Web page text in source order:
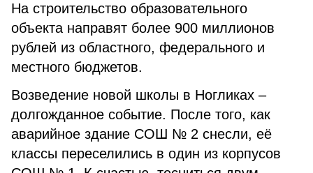
На строительство образовательного
объекта направят более 900 миллионов
рублей из областного, федерального и
местного бюджетов.
Возведение новой школы в Ногликах –
долгожданное событие. После того, как
аварийное здание СОШ № 2 снесли, её
классы переселились в один из корпусов